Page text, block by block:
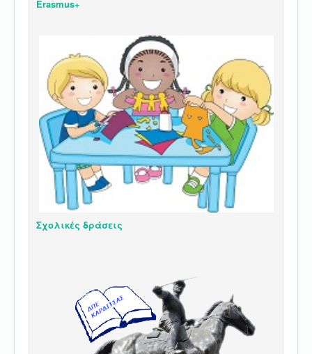
Erasmus+
Σχολικές δράσεις